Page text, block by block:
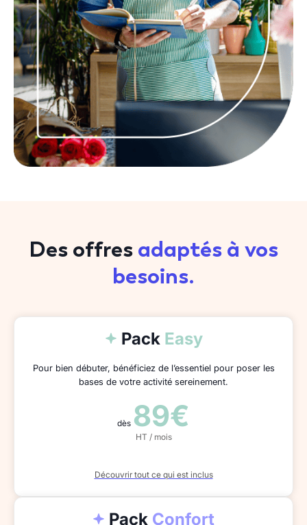
Des offres adaptés à vos
besoins.
Pack Easy
Pour bien débuter, bénéficiez de l’essentiel pour poser les
bases de votre activité sereinement.
dès 89€
HT / mois
Découvrir tout ce qui est inclus
Pack Confort